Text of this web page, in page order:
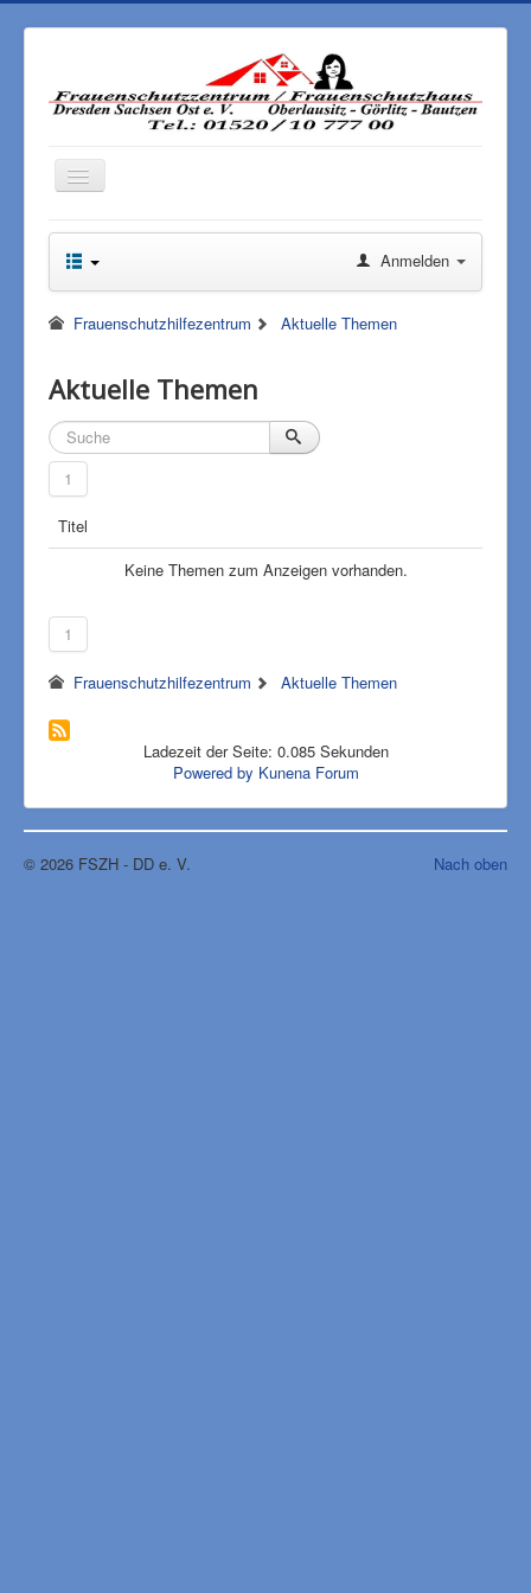
Toggle
Navigation
Impressum
Anmelden
Frauenschutzhilfezentrum Aktuelle Themen
Aktuelle Themen
1
Titel
Keine Themen zum Anzeigen vorhanden.
1
Frauenschutzhilfezentrum Aktuelle Themen
Ladezeit der Seite: 0.085 Sekunden
Powered by Kunena Forum
Nach oben
© 2026 FSZH - DD e. V.